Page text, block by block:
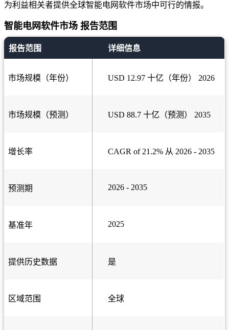
为利益相关者提供全球智能电网软件市场中可行的情报。
智能电网软件市场 报告范围
报告范围 详细信息
市场规模（年份） USD 12.97 十亿（年份） 2026
市场规模（预测） USD 88.7 十亿（预测） 2035
增长率 CAGR of 21.2% 从 2026 - 2035
预测期 2026 - 2035
基准年 2025
提供历史数据 是
区域范围 全球